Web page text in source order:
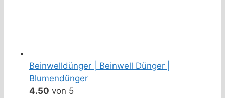
Beinwelldünger | Beinwell Dünger |
Blumendünger
4.50 von 5